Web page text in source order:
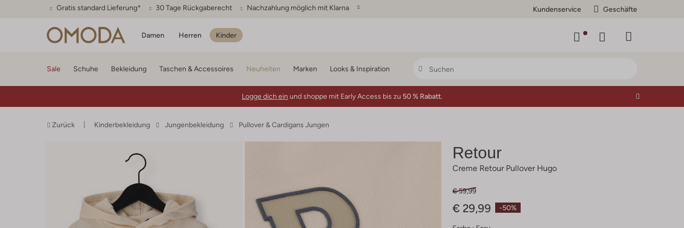
Gratis standard Lieferung* 30 Tage Rückgaberecht Nachzahlung möglich mit Klarna Kundenservice Geschäfte
Damen Herren Kinder
Sale Schuhe Bekleidung Taschen & Accessoires Neuheiten Marken Looks & Inspiration
Logge dich ein und shoppe mit Early Access bis zu 50 % Rabatt.
Zurück Kinderbekleidung Jungenbekleidung Pullover & Cardigans Jungen
Retour
Creme Retour Pullover Hugo
-50%
€ 59,99
€ 29,99